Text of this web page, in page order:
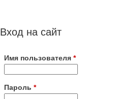
Вход на сайт
Имя пользователя *
Пароль *